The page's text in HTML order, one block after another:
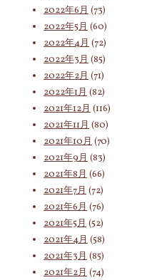
2022年6月 (73)
2022年5月 (60)
2022年4月 (72)
2022年3月 (85)
2022年2月 (71)
2022年1月 (82)
2021年12月 (116)
2021年11月 (80)
2021年10月 (70)
2021年9月 (83)
2021年8月 (66)
2021年7月 (72)
2021年6月 (76)
2021年5月 (52)
2021年4月 (58)
2021年3月 (85)
2021年2月 (74)